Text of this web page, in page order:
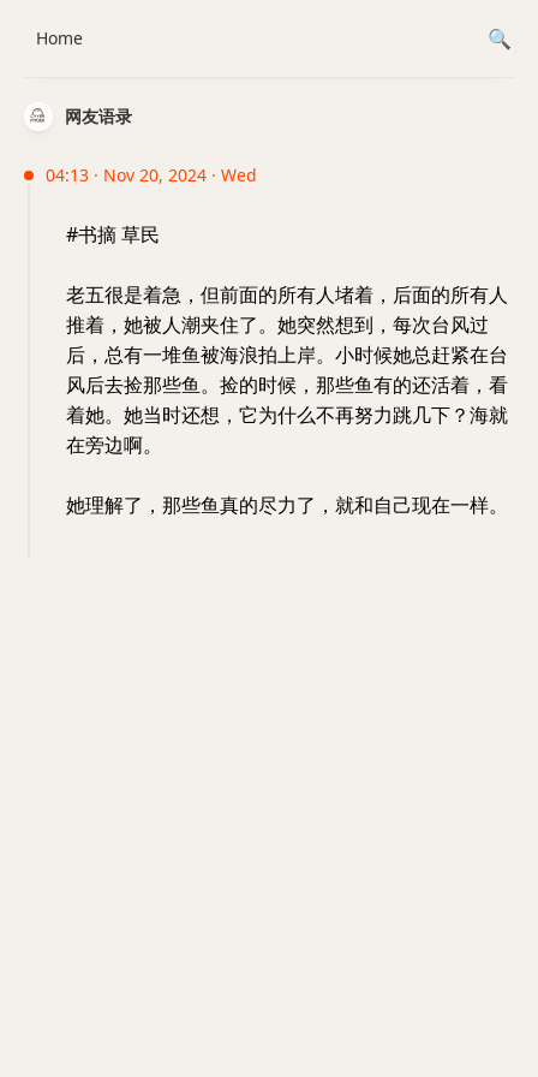
网友语录
04:13 · Nov 20, 2024 · Wed
#书摘 草民
老五很是着急，但前面的所有人堵着，后面的所有人
推着，她被人潮夹住了。她突然想到，每次台风过
后，总有一堆鱼被海浪拍上岸。小时候她总赶紧在台
风后去捡那些鱼。捡的时候，那些鱼有的还活着，看
着她。她当时还想，它为什么不再努力跳几下？海就
在旁边啊。
她理解了，那些鱼真的尽力了，就和自己现在一样。
Home